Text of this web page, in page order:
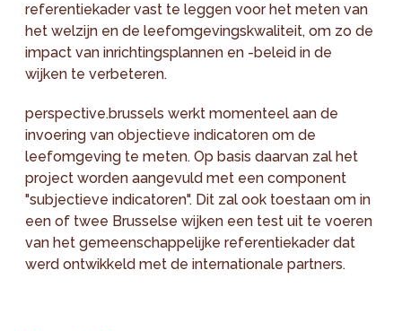
referentiekader vast te leggen voor het meten van
het welzijn en de leefomgevingskwaliteit, om zo de
impact van inrichtingsplannen en -beleid in de
wijken te verbeteren.
perspective.brussels werkt momenteel aan de
invoering van objectieve indicatoren om de
leefomgeving te meten. Op basis daarvan zal het
project worden aangevuld met een component
"subjectieve indicatoren". Dit zal ook toestaan om in
een of twee Brusselse wijken een test uit te voeren
van het gemeenschappelijke referentiekader dat
werd ontwikkeld met de internationale partners.